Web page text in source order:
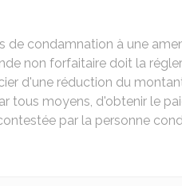
de condamnation à une
non forfaitaire doit la
d'une réduction du
tous moyens, d'obtenir le
par la personne